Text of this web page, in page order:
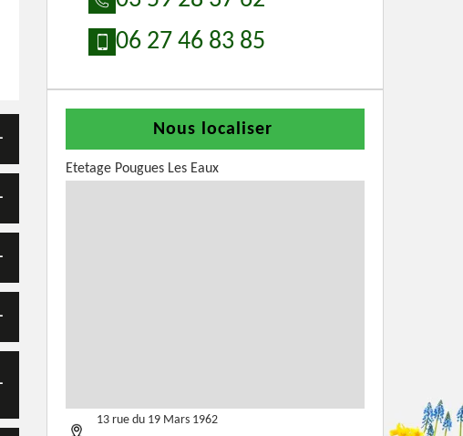
06 27 46 83 85
Nous localiser
Etetage Pougues Les Eaux
13 rue du 19 Mars 1962